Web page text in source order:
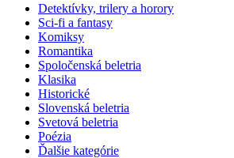
Detektívky, trilery a horory
Sci-fi a fantasy
Komiksy
Romantika
Spoločenská beletria
Klasika
Historické
Slovenská beletria
Svetová beletria
Poézia
Ďalšie kategórie